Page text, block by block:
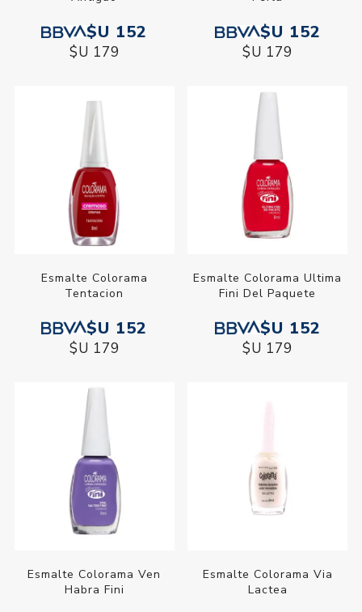
$U 152
$U 179
$U 152
$U 179
Esmalte Colorama
Tentacion
$U 152
$U 179
Esmalte Colorama Ultima
Fini Del Paquete
$U 152
$U 179
Esmalte Colorama Ven
Habra Fini
Esmalte Colorama Via
Lactea